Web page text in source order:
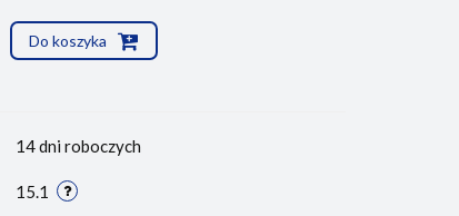
Do koszyka
14 dni roboczych
15.1